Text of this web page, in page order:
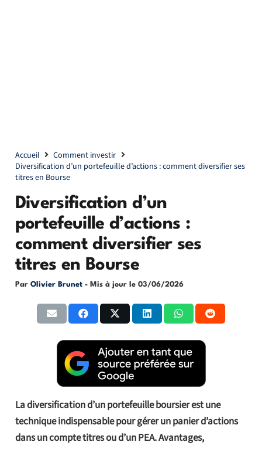
Accueil
Comment investir
Diversification d’un portefeuille d’actions : comment diversifier ses
titres en Bourse
Diversification d’un
portefeuille d’actions :
comment diversifier ses
titres en Bourse
Par Olivier Brunet - Mis à jour le 03/06/2026
La diversification d’un portefeuille boursier est une
technique indispensable pour gérer un panier d’actions
dans un compte titres ou d’un PEA. Avantages,